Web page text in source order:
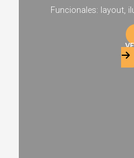
Funcionales: layout,